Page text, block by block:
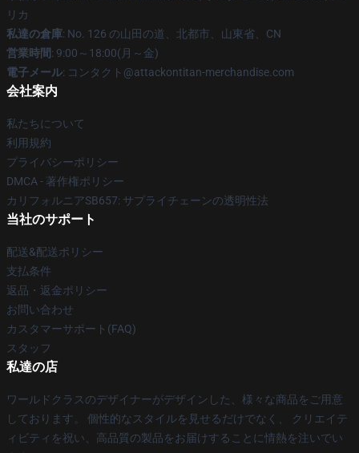
リカ
私達の倉庫: No. 126 の山田の道、北都市、山東省、CN
営業時間: 9:00～18:00(月～金)
電子メール: コンタクト@attackontitan-merchandise.com
会社案内
私たちについて
利用規約
プライバシーポリシー
DMCA - 著作権ポリシー
カリフォルニアSB657: サプライチェーンの透明性法
当社のサポート
配送&配送ポリシー
支払条件
返品・返金ポリシー
お問い合わせ
カスタマーサポート(FAQ)
スタッフ
私達の店
ワールドクラスのデザイナーがデザインした、様々な商品をご用意
しております。 個性的なスタイルを見せるだけでなく、 クリエイテ
ィビティを祝い、高品質の製品をお届けすることに情熱を注いでい